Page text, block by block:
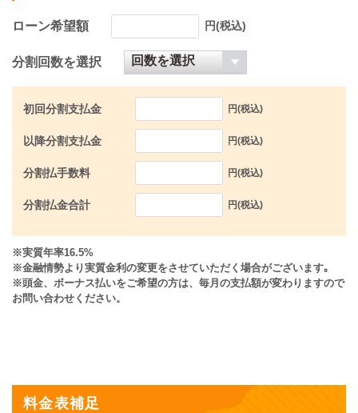
ローン希望額 円(税込)
分割回数を選択
初回分割支払金 円(税込)
以降分割支払金 円(税込)
分割払手数料 円(税込)
分割払金合計 円(税込)
※実質年率16.5%
※金融情勢より実質金利の変更をさせていただく場合がございます｡
※頭金、ボーナス払いをご希望の方は、毎月の支払額が変わりますので
お問い合わせください。
料金表補足